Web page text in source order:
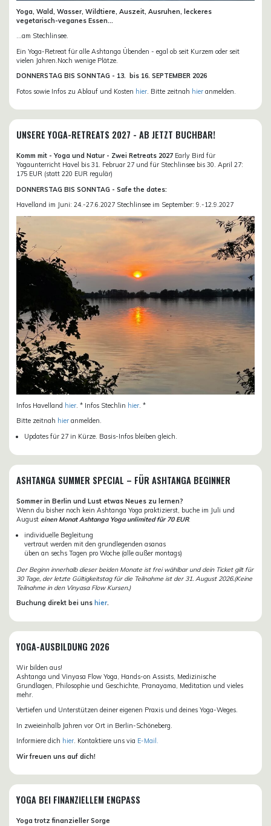
Yoga, Wald, Wasser, Wildtiere, Auszeit, Ausruhen, leckeres
vegetarisch-veganes Essen...
...am Stechlinsee.
Ein Yoga-Retreat für alle Ashtanga Übenden - egal ob seit Kurzem oder seit
vielen Jahren.Noch wenige Plätze.
DONNERSTAG BIS SONNTAG - 13. bis 16. SEPTEMBER 2026
Fotos sowie Infos zu Ablauf und Kosten hier . Bitte zeitnah hier anmelden.
UNSERE YOGA-RETREATS 2027 - AB JETZT BUCHBAR!
Komm mit - Yoga und Natur - Zwei Retreats 2027 Early Bird für
Yogaunterricht Havel bis 31. Februar 27 und für Stechlinsee bis 30. April 27:
175 EUR (statt 220 EUR regulär)
DONNERSTAG BIS SONNTAG - Safe the dates:
Havelland im Juni: 24.-27.6.2027 Stechlinsee im September: 9.-12.9.2027
Infos Havelland hier . * Infos Stechlin hier . *
Bitte zeitnah hier anmelden.
Updates für 27 in Kürze. Basis-Infos bleiben gleich.
ASHTANGA SUMMER SPECIAL – FÜR ASHTANGA BEGINNER
Sommer in Berlin und Lust etwas Neues zu lernen?
Wenn du bisher noch kein Ashtanga Yoga praktizierst, buche im Juli und
August einen Monat Ashtanga Yoga unlimited für 70 EUR.
individuelle Begleitung
vertraut werden mit den grundlegenden asanas
üben an sechs Tagen pro Woche (alle außer montags)
Der Beginn innerhalb dieser beiden Monate ist frei wählbar und dein Ticket gilt für
30 Tage, der letzte Gültigkeitstag für die Teilnahme ist der 31. August 2026.(Keine
Teilnahme in den Vinyasa Flow Kursen.)
Buchung direkt bei uns hier.
YOGA-AUSBILDUNG 2026
Wir bilden aus!
Ashtanga und Vinyasa Flow Yoga, Hands-on Assists, Medizinische
Grundlagen, Philosophie und Geschichte, Pranayama, Meditation und vieles
mehr.
Vertiefen und Unterstützen deiner eigenen Praxis und deines Yoga-Weges.
In zweieinhalb Jahren vor Ort in Berlin-Schöneberg.
Informiere dich hier. Kontaktiere uns via E-Mail.
Wir freuen uns auf dich!
YOGA BEI FINANZIELLEM ENGPASS
Yoga trotz finanzieller Sorge